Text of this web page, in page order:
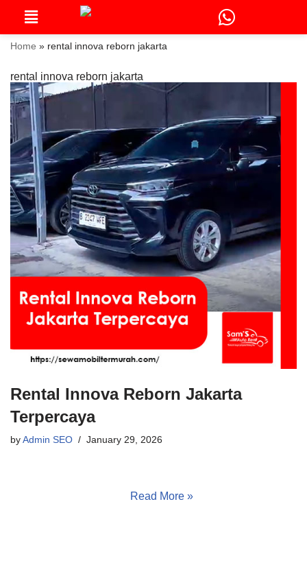
Skip
to
Home » rental innova reborn jakarta
rental innova reborn jakarta
Rental Innova Reborn Jakarta
Terpercaya
byAdmin SEO January 29, 2026
Read More »